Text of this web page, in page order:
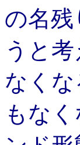
の名
うと
なく
もな